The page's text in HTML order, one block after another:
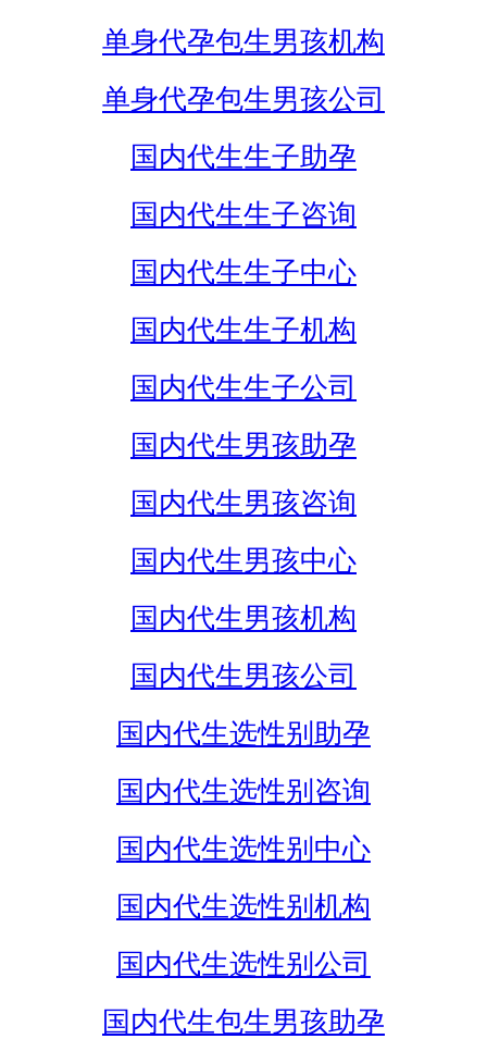
单身代孕包生男孩机构
单身代孕包生男孩公司
国内代生生子助孕
国内代生生子咨询
国内代生生子中心
国内代生生子机构
国内代生生子公司
国内代生男孩助孕
国内代生男孩咨询
国内代生男孩中心
国内代生男孩机构
国内代生男孩公司
国内代生选性别助孕
国内代生选性别咨询
国内代生选性别中心
国内代生选性别机构
国内代生选性别公司
国内代生包生男孩助孕